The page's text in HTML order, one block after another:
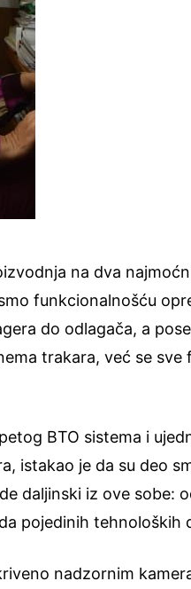
na dva
funkcionalnošću
do odlagača, a
trakara, već se sve
BTO sistema i
istakao je da su deo
daljinski iz ove sobe:
pojedinih tehnoloških
nadzornim